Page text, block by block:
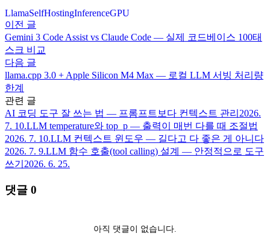
LlamaSelfHostingInferenceGPU
이전 글
Gemini 3 Code Assist vs Claude Code — 실제 코드베이스 100태
스크 비교
다음 글
llama.cpp 3.0 + Apple Silicon M4 Max — 로컬 LLM 서빙 처리량
한계
관련 글
AI 코딩 도구 잘 쓰는 법 — 프롬프트보다 컨텍스트 관리 2026.
7. 10.LLM temperature와 top_p — 출력이 매번 다를 때 조절법
2026. 7. 10.LLM 컨텍스트 윈도우 — 길다고 다 좋은 게 아니다
2026. 7. 9.LLM 함수 호출(tool calling) 설계 — 안정적으로 도구
쓰기 2026. 6. 25.
댓글 0
아직 댓글이 없습니다.